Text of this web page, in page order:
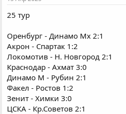
25 тур
Оренбург - Динамо Мх 2:1
Акрон - Спартак 1:2
Локомотив - Н. Новгород 2:1
Краснодар - Ахмат 3:0
Динамо М - Рубин 2:1
Факел - Ростов 1:2
Зенит - Химки 3:0
ЦСКА - Кр.Советов 2:1